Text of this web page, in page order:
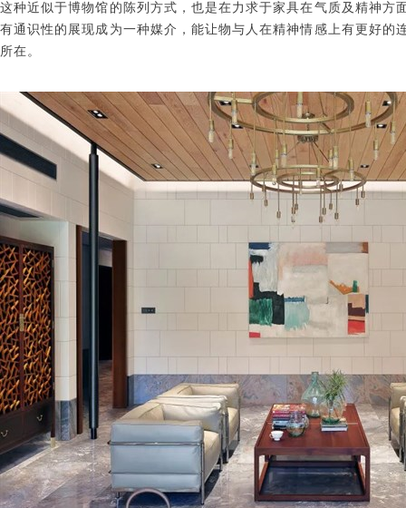
这种近似于博物馆的陈列方式，也是在力求于家具在气质及精神方
有通识性的展现成为一种媒介，能让物与人在精神情感上有更好的
所在。